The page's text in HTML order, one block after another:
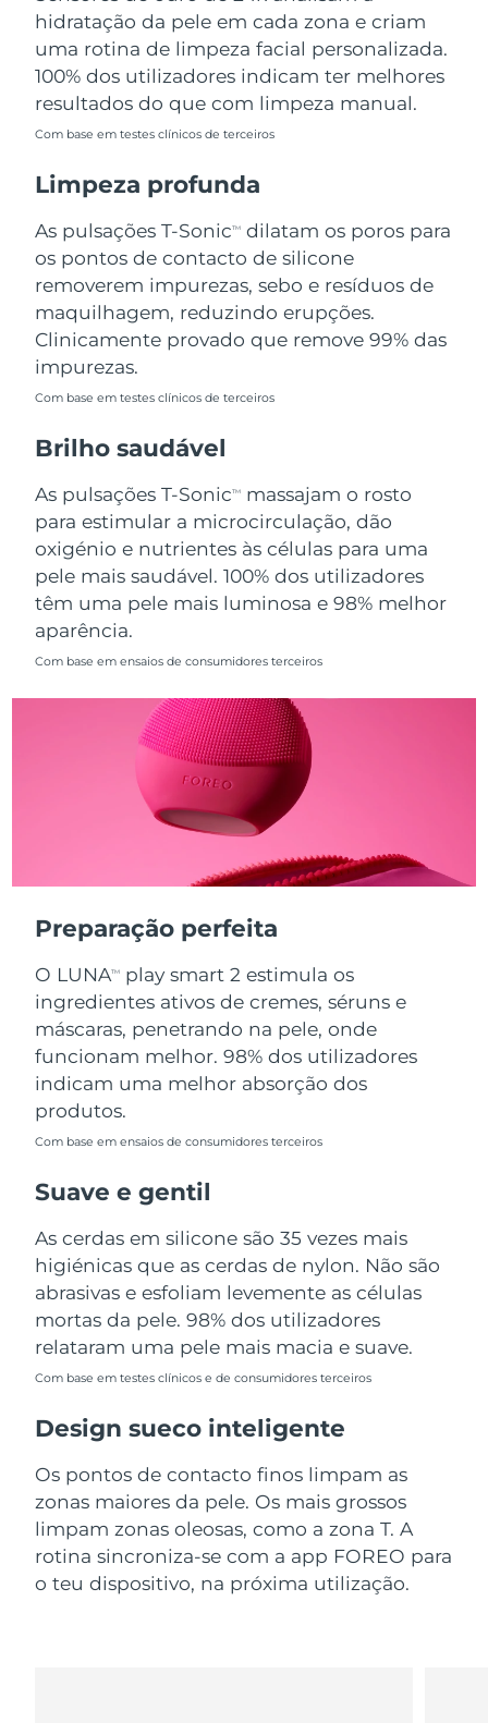
hidratação da pele em cada zona e criam
uma rotina de limpeza facial personalizada.
100% dos utilizadores indicam ter melhores
resultados do que com limpeza manual.
Com base em testes clínicos de terceiros
Limpeza profunda
As pulsações T-SonicTM
dilatam os poros para
os pontos de contacto de silicone
removerem impurezas, sebo e resíduos de
maquilhagem, reduzindo erupções.
Clinicamente provado que remove 99% das
impurezas.
Com base em testes clínicos de terceiros
Brilho saudável
As pulsações T-SonicTM
massajam o rosto
para estimular a microcirculação, dão
oxigénio e nutrientes às células para uma
pele mais saudável. 100% dos utilizadores
têm uma pele mais luminosa e 98% melhor
aparência.
Com base em ensaios de consumidores terceiros
Preparação perfeita
O LUNATM
play smart 2 estimula os
ingredientes ativos de cremes, séruns e
máscaras, penetrando na pele, onde
funcionam melhor. 98% dos utilizadores
indicam uma melhor absorção dos
produtos.
Com base em ensaios de consumidores terceiros
Suave e gentil
As cerdas em silicone são 35 vezes mais
higiénicas que as cerdas de nylon. Não são
abrasivas e esfoliam levemente as células
mortas da pele. 98% dos utilizadores
relataram uma pele mais macia e suave.
Com base em testes clínicos e de consumidores terceiros
Design sueco inteligente
Os pontos de contacto finos limpam as
zonas maiores da pele. Os mais grossos
limpam zonas oleosas, como a zona T. A
rotina sincroniza-se com a app FOREO para
o teu dispositivo, na próxima utilização.
Omã Entrega prevista8/15/26
Filipinas Entrega prevista
Entrega prevista
Portugal
Porto Rico
Catar
Reunião Entrega prevista
Romênia
Singapura Entrega prevista
Eslováquia Entrega prevista8/12/26
Eslovênia
Coreia do Sul Entrega prevista
Entrega prevista
Suíça Entrega prevista8/12/26
Taiwan
Tailândia
Turquia Entrega prevista
Emirados Árabes
Unidos
Uzbequistão Entrega prevista8/17/26
Vietnã Entrega prevista